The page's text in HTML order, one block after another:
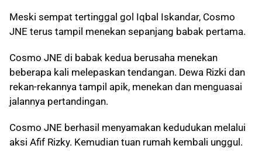
Meski sempat tertinggal gol Iqbal Iskandar, Cosmo
JNE terus tampil menekan sepanjang babak pertama.
Cosmo JNE di babak kedua berusaha menekan
beberapa kali melepaskan tendangan. Dewa Rizki dan
rekan-rekannya tampil apik, menekan dan menguasai
jalannya pertandingan.
Cosmo JNE berhasil menyamakan kedudukan melalui
aksi Afif Rizky. Kemudian tuan rumah kembali unggul.